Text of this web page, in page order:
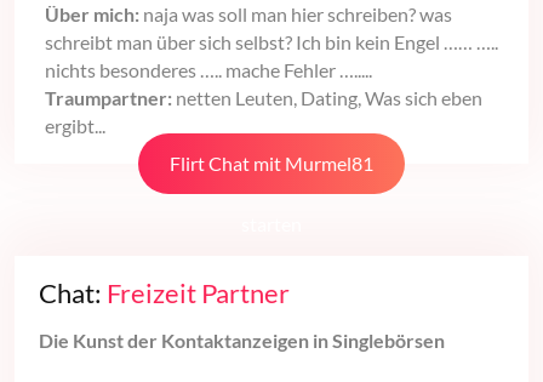
Über mich: naja was soll man hier schreiben? was
schreibt man über sich selbst? Ich bin kein Engel …… …..
nichts besonderes ….. mache Fehler ….....
Traumpartner: netten Leuten, Dating, Was sich eben
ergibt...
Flirt Chat mit Murmel81
Chat: Freizeit Partner
Die Kunst der Kontaktanzeigen in Singlebörsen